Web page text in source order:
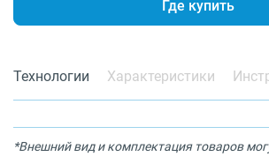
Где купить
Технологии Характеристики
*Внешний вид и комплектация товаров